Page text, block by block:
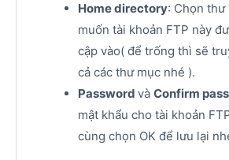
Home directory: Chọn thư
muốn tài khoản FTP này
cập vào( để trống thì sẽ
cả các thư mục nhé ).
Password và Confirm
mật khẩu cho tài khoản
cùng chọn OK để lưu lại